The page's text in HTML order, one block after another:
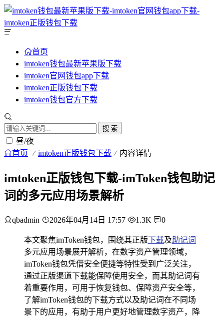
首页
imtoken钱包最新苹果版下载
imtoken官网钱包app下载
imtoken正版钱包下载
imtoken钱包官方下载
搜 索
昼/夜
首页 imtoken正版钱包下载 内容详情
imtoken正版钱包下载-imToken钱包助记
词的多元应用场景解析
qbadmin 2026年04月14日 17:57 1.3K 0
本文聚焦imToken钱包，围绕其正版下载及助记词
多元应用场景展开解析，在数字资产管理领域，
imToken钱包凭借安全便捷等特性受到广泛关注，
通过正版渠道下载能保障使用安全，而其助记词有
着重要作用，可用于恢复钱包、保障资产安全等，
了解imToken钱包的下载方式以及助记词在不同场
景下的应用，有助于用户更好地管理数字资产，降